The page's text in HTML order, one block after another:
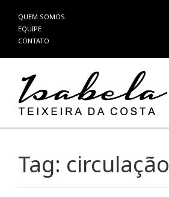
Pular
para
o
QUEM SOMOS
EQUIPE
CONTATO
Tag: circulação